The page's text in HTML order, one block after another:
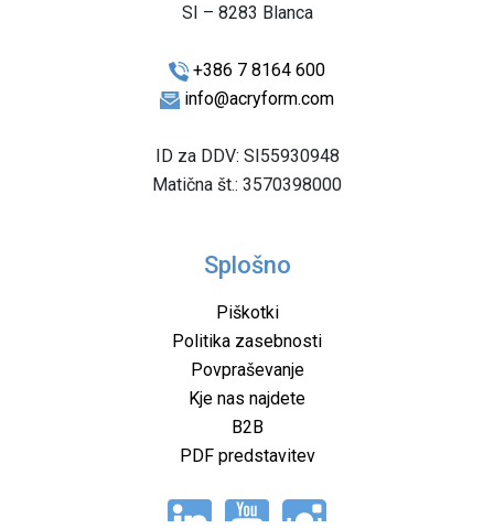
SI – 8283 Blanca
+386 7 8164 600
info@acryform.com
ID za DDV: SI55930948
Matična št.: 3570398000
Splošno
Piškotki
Politika zasebnosti
Povpraševanje
Kje nas najdete
B2B
PDF predstavitev